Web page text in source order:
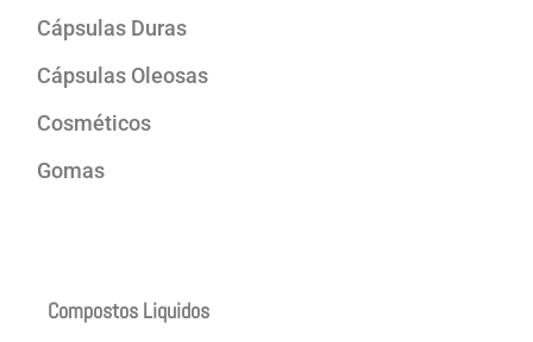
Cápsulas Duras
Cápsulas Oleosas
Cosméticos
Gomas
Compostos Liquidos